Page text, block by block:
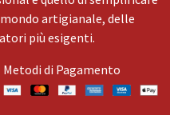
artigianale, delle
più esigenti.
Metodi di Pagamento